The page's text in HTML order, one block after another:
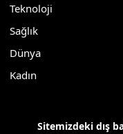
Teknoloji
Sağlık
Dünya
Kadın
Sitemizdeki dış